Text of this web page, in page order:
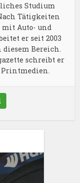
Studium
Tätigkeiten
mit Auto- und
er seit 2003
Bereich.
schreibt er